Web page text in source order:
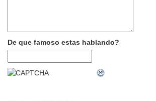
De que famoso estas hablando?